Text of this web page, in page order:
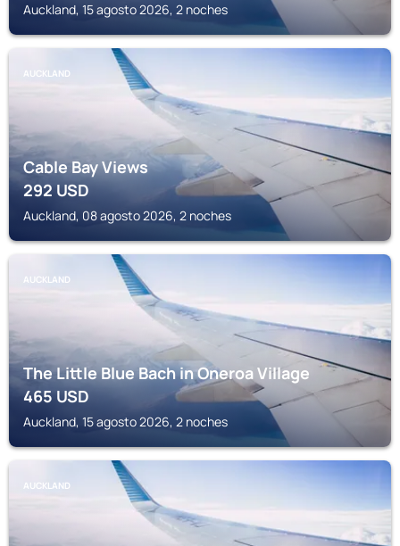
Auckland, 15 agosto 2026, 2 noches
AUCKLAND
Cable Bay Views
292USD
Auckland, 08 agosto 2026, 2 noches
AUCKLAND
The Little Blue Bach in Oneroa Village
465USD
Auckland, 15 agosto 2026, 2 noches
AUCKLAND